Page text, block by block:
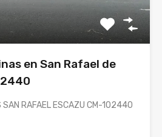
en San Rafael de
SAN RAFAEL ESCAZU CM-102440